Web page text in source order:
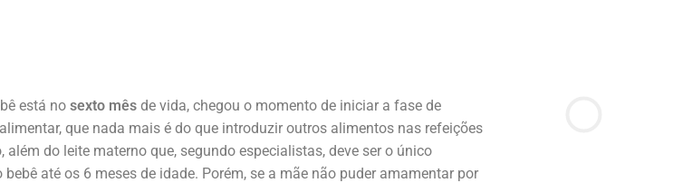
está nosexto mêsde vida, chegou o momento de iniciar a fase de
que nada mais é do que introduzir outros alimentos nas refeições
além do leite materno que, segundo especialistas, deve ser o único
bebê até os 6 meses de idade. Porém, se a mãe não puder amamentar por